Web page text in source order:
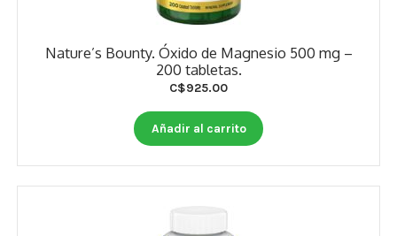
Nature’s Bounty. Óxido de Magnesio 500 mg –
200 tabletas.
C$925.00
Añadir al carrito